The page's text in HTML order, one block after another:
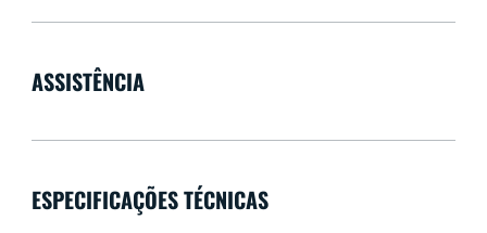
ASSISTÊNCIA
ESPECIFICAÇÕES TÉCNICAS